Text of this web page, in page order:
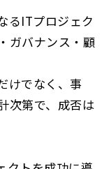
るITプロジェク
ガバナンス・顧
けでなく、事
次第で、成否は